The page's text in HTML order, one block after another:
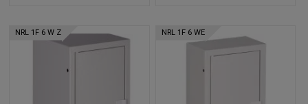
NRL 1F 6 W Z NRL 1F 6 WE